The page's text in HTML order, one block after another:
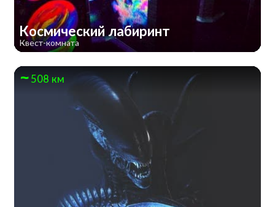
Космический лабиринт
Квест-комната
508 км